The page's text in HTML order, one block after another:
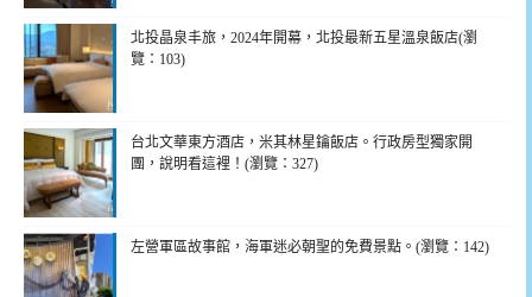
北投晶泉丰旅，2024年開幕，北投最新五星溫泉飯店(瀏
覽：103)
台北文華東方酒店，米其林星鑰飯店。行政房型獨家開
團，說明看這裡！(瀏覽：327)
左營軍區故事館，海軍迷必朝聖的免費景點。(瀏覽：142)